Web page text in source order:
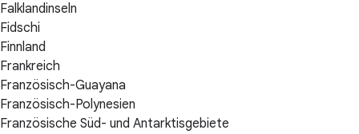
Falklandinseln
Fidschi
Finnland
Frankreich
Französisch-Guayana
Französisch-Polynesien
Französische Süd- und Antarktisgebiete